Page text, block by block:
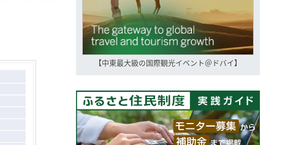
【中東最大級の国際観光イベント＠ドバイ】